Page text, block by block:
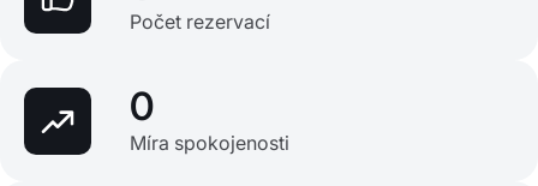
Počet rezervací
0
Míra spokojenosti